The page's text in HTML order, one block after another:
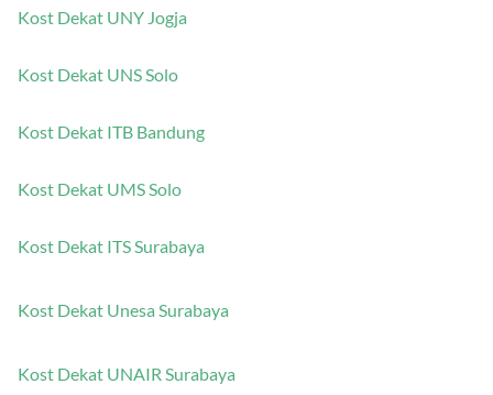
Kost Dekat UNY Jogja
Kost Dekat UNS Solo
Kost Dekat ITB Bandung
Kost Dekat UMS Solo
Kost Dekat ITS Surabaya
Kost Dekat Unesa Surabaya
Kost Dekat UNAIR Surabaya